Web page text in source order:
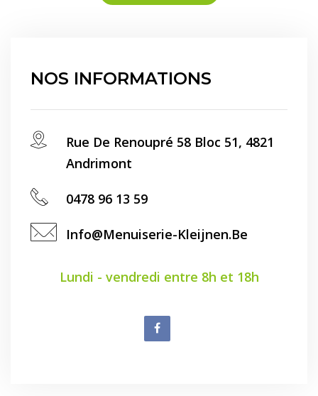
NOS INFORMATIONS
Rue De Renoupré 58 Bloc 51, 4821
Andrimont
0478 96 13 59
Info@menuiserie-Kleijnen.be
Lundi - vendredi entre 8h et 18h